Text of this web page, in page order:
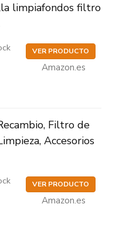
limpiafondos filtro
VER PRODUCTO
Amazon.es
Filtro de
Accesorios
VER PRODUCTO
Amazon.es